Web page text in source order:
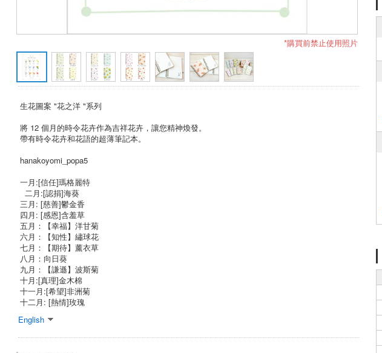
*購買前禁止使用照片
生花圖案 "花之洋 "系列
將 12 個月的時令花卉作為吉祥花卉，讓您精神煥發。
帶有時令花卉和花語的超薄筆記本。
hanakoyomi_popa5
一月:[信任]瑪格麗特
二月:[認捐]海葵
三月: [慈善]鬱金香
四月: [感恩]含羞草
五月：【幸福】洋甘菊
六月：【知性】繡球花
七月：【期待】薰衣草
八月：向日葵
九月：【謙遜】波斯菊
十月:[真理]金木棉
十一月:[希望]非洲菊
十二月: [熱情]玫瑰
English